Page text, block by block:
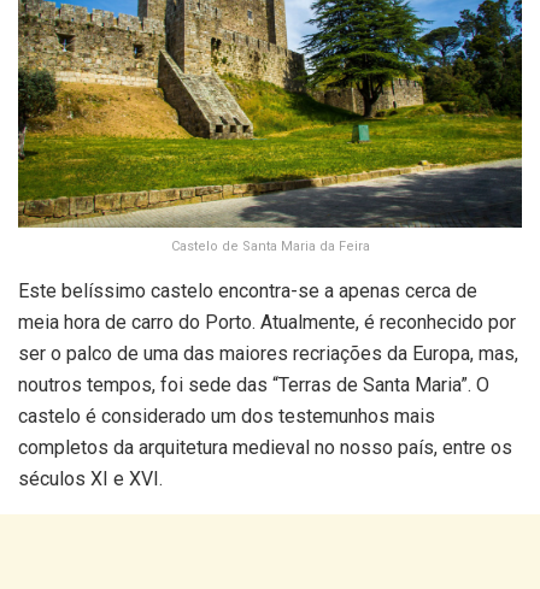
Castelo de Santa Maria da Feira
Este belíssimo castelo encontra-se a apenas cerca de
meia hora de carro do Porto. Atualmente, é reconhecido por
ser o palco de uma das maiores recriações da Europa, mas,
noutros tempos, foi sede das “Terras de Santa Maria”. O
castelo é considerado um dos testemunhos mais
completos da arquitetura medieval no nosso país, entre os
séculos XI e XVI.